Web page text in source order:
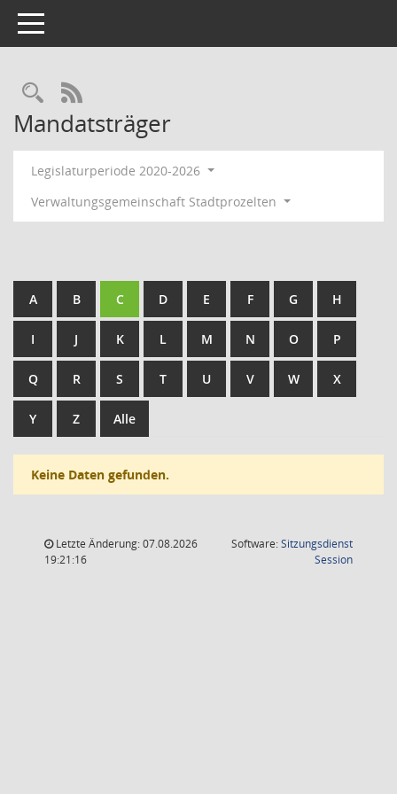
Toggle navigation
RSS-Feed
Mandatsträger
Legislaturperiode 2020-2026
Verwaltungsgemeinschaft Stadtprozelten
A B C D E F G H
I J K L M N O P
Q R S T U V W X
Y Z Alle
Keine Daten gefunden.
Letzte Änderung: 07.08.2026
19:21:16
Software:Sitzungsdienst
Session(Wird in